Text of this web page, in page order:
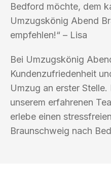
Bedford möchte, dem
Umzugskönig Abend
empfehlen!“ – Lisa
Bei Umzugskönig
Kundenzufriedenheit
Umzug an erster
unserem erfahrenen
erlebe einen
Braunschweig nach